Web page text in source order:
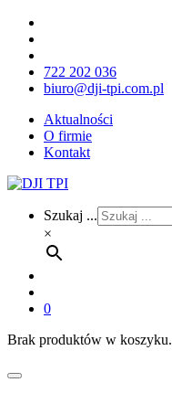
722 202 036
biuro@dji-tpi.com.pl
Aktualności
O firmie
Kontakt
Szukaj ...
×
0
Brak produktów w koszyku.